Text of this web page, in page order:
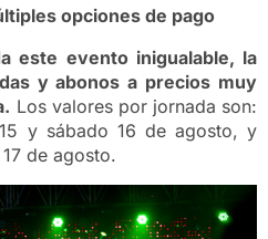
opciones de pago
este evento inigualable, la
y abonos a precios muy
Los valores por jornada son:
y sábado 16 de agosto, y
de agosto.